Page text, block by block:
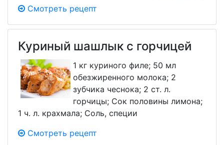
Смотреть рецепт
Куриный шашлык с горчицей
1 кг куриного филе; 50 мл
обезжиренного молока; 2
зубчика чеснока; 2 ст. л.
горчицы; Сок половины лимона;
1 ч. л. крахмала; Соль, специи
Смотреть рецепт